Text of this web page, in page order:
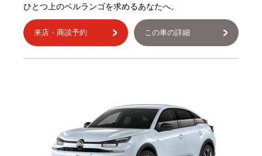
ひとつ上のベルランゴを求めるあなたへ。
来店・商談予約 この車の詳細